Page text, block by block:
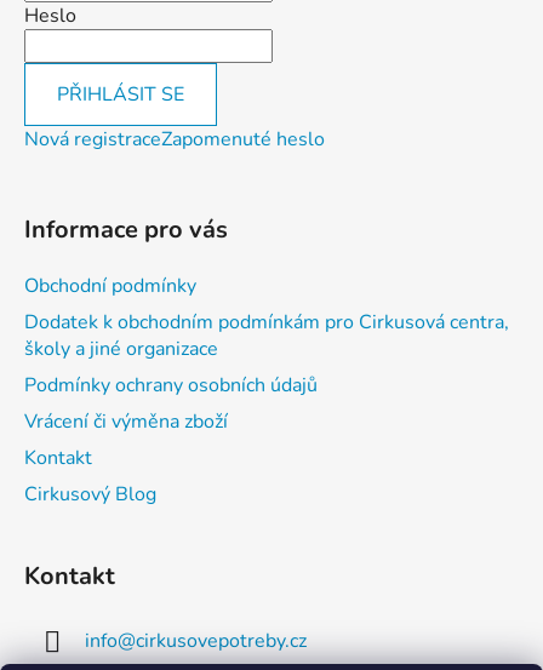
Heslo
PŘIHLÁSIT SE
Nová registraceZapomenuté heslo
Informace pro vás
Obchodní podmínky
Dodatek k obchodním podmínkám pro Cirkusová centra,
školy a jiné organizace
Podmínky ochrany osobních údajů
Vrácení či výměna zboží
Kontakt
Cirkusový Blog
Kontakt
info@cirkusovepotreby.cz